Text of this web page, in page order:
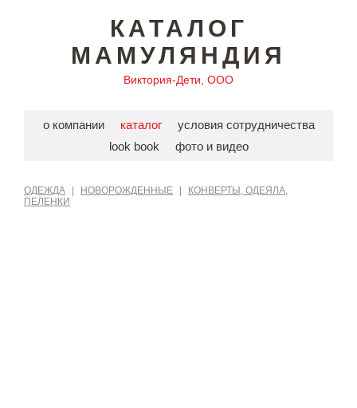
КАТАЛОГ
МАМУЛЯНДИЯ
Виктория-Дети, ООО
о компании каталог
условия сотрудничества
look book
фото и видео
ОДЕЖДА НОВОРОЖДЕННЫЕ
КОНВЕРТЫ, ОДЕЯЛА,
ПЕЛЕНКИ